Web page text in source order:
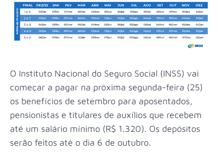
O Instituto Nacional do Seguro Social (INSS) vai
começar a pagar na próxima segunda-feira (25)
os benefícios de setembro para aposentados,
pensionistas e titulares de auxílios que recebem
até um salário mínimo (R$ 1.320). Os depósitos
serão feitos até o dia 6 de outubro.